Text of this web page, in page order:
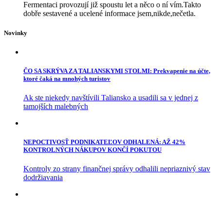
Fermentaci provozují již spoustu let a něco o ní vím.Takto
dobře sestavené a ucelené informace jsem,nikde,nečetla.
Novinky
ČO SA SKRÝVA ZA TALIANSKYMI STOLMI: Prekvapenie na účte,
ktoré čaká na mnohých turistov
Ak ste niekedy navštívili Taliansko a usadili sa v jednej z
tamojších malebných
NEPOCTIVOSŤ PODNIKATEĽOV ODHALENÁ: AŽ 42%
KONTROLNÝCH NÁKUPOV KONČÍ POKUTOU
Kontroly zo strany finančnej správy odhalili nepriaznivý stav
dodržiavania